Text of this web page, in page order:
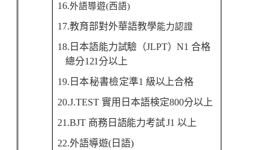
16.外語導遊(西語)
17.教育部對外華語教學能力認證
18. 日本語能力試驗（JLPT）N1合格
總分121分以上
19. 日本秘書檢定準1 級以 上合格
20.J.TEST實用日本語検定800分以上
21.BJT 商務日語能力考試J1 以上
22.外語導遊( 日語)